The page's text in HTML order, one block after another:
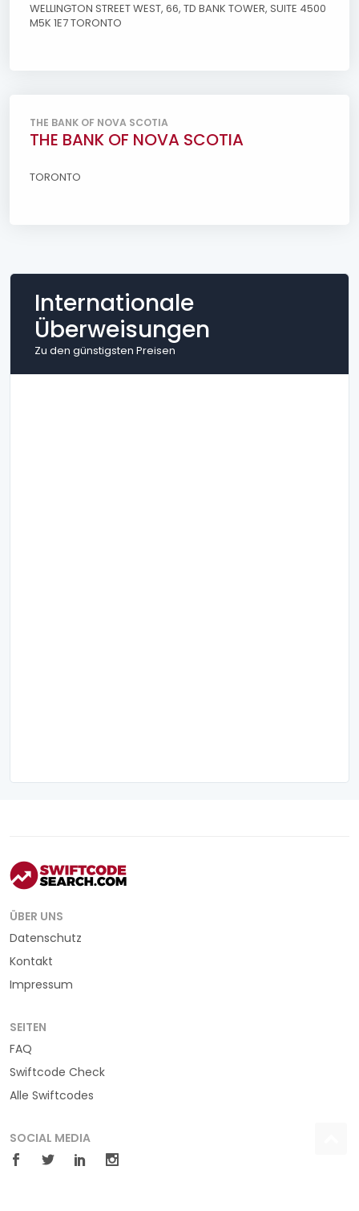
WELLINGTON STREET WEST, 66, TD BANK TOWER, SUITE 4500
M5K 1E7 TORONTO
THE BANK OF NOVA SCOTIA
THE BANK OF NOVA SCOTIA
TORONTO
Internationale
Überweisungen
Zu den günstigsten Preisen
ÜBER UNS
Datenschutz
Kontakt
Impressum
SEITEN
FAQ
Swiftcode Check
Alle Swiftcodes
SOCIAL MEDIA